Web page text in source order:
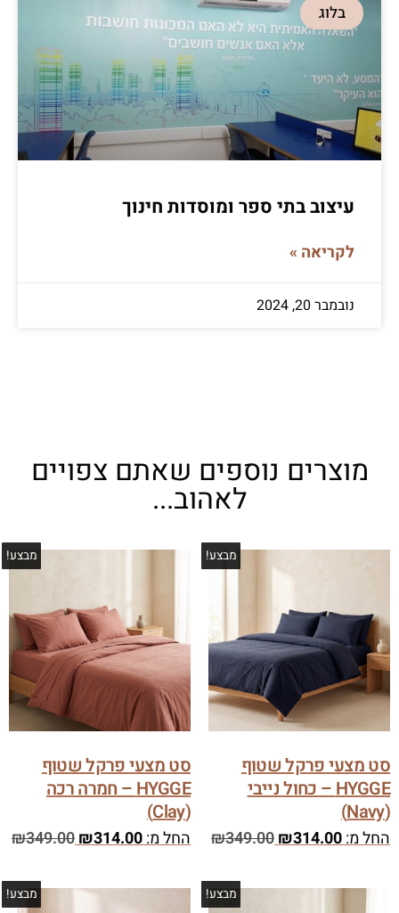
בלוג
עיצוב בתי ספר ומוסדות חינוך
לקריאה »
נובמבר 20, 2024
מוצרים נוספים שאתם צפויים
לאהוב...
מבצע!
סט מצעי פרקל שטוף
HYGGE – כחול נייבי
(Navy)
החל מ: ₪314.00
₪349.00
מבצע!
סט מצעי פרקל שטוף
HYGGE – חמרה רכה
(Clay)
החל מ: ₪314.00
₪349.00
מבצע! מבצע!